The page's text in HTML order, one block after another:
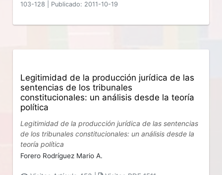
103-128 Publicado: 2011-10-19
Legitimidad de la producción jurídica de las
sentencias de los tribunales
constitucionales: un análisis desde la teoría
política
Legitimidad de la producción jurídica de las sentencias
de los tribunales constitucionales: un análisis desde la
teoría política
Forero Rodríguez Mario A.